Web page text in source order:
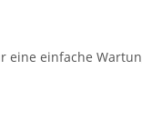
einfache